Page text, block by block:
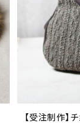
【受注制作】